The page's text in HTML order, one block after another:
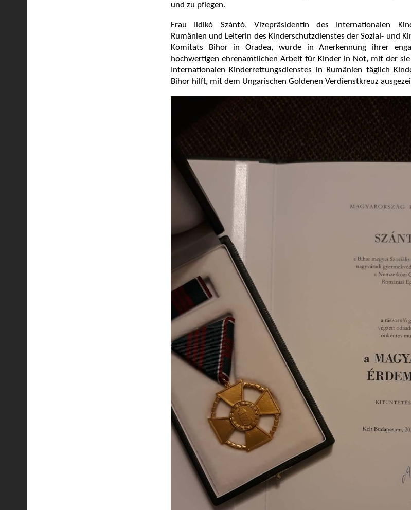
und zu pflegen.
Frau Ildikó Szántó, Vizepräsidentin des Internationalen
Rumänien und Leiterin des Kinderschutzdienstes der Sozial- und
Komitats Bihor in Oradea, wurde in Anerkennung ihrer
hochwertigen ehrenamtlichen Arbeit für Kinder in Not, mit der sie
Internationalen Kinderrettungsdienstes in Rumänien täglich
Bihor hilft, mit dem Ungarischen Goldenen Verdienstkreuz